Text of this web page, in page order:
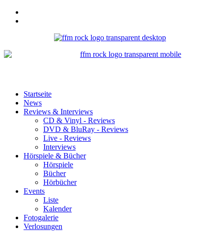
Startseite
News
Reviews & Interviews
CD & Vinyl - Reviews
DVD & BluRay - Reviews
Live - Reviews
Interviews
Hörspiele & Bücher
Hörspiele
Bücher
Hörbücher
Events
Liste
Kalender
Fotogalerie
Verlosungen